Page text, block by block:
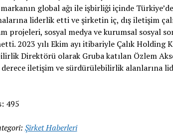
global ağı ile işbirliği içinde
liderlik etti ve şirketin iç, dış iletişim
projeleri, sosyal medya ve kurumsal sosyal
2023 yılı Ekim ayı itibariyle Çalık Holding
Direktörü olarak Gruba katılan Özlem
iletişim ve sürdürülebilirlik alanlarına
495
Şirket Haberleri